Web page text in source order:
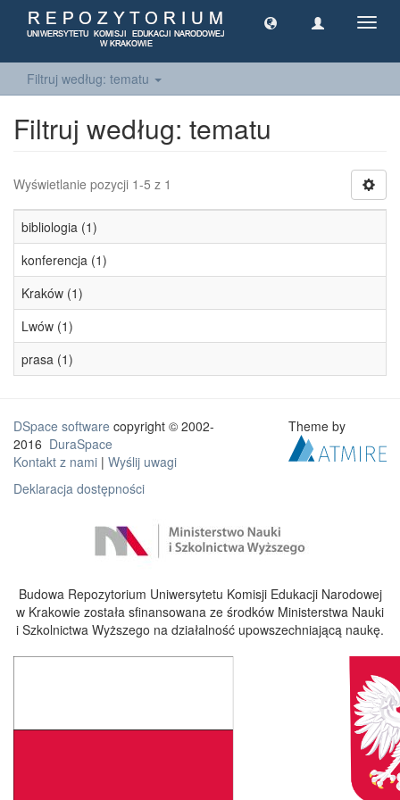
Filtruj według: tematu
Filtruj według: tematu
Wyświetlanie pozycji 1-5 z 1
bibliologia (1)
konferencja (1)
Kraków (1)
Lwów (1)
prasa (1)
DSpace software copyright © 2002-
2016 DuraSpace
Kontakt z nami | Wyślij uwagi
Deklaracja dostępności
Theme by
Budowa Repozytorium Uniwersytetu Komisji Edukacji Narodowej
w Krakowie została sfinansowana ze środków Ministerstwa Nauki
i Szkolnictwa Wyższego na działalność upowszechniającą naukę.